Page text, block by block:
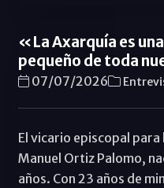
«La Axarquía es
pequeño de toda
07/07/2026
El vicario episcopal para
Manuel Ortiz Palomo,
años. Con 23 años de